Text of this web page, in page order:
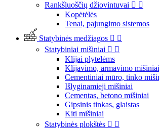
Rankšluoščių džiovintuvai  
Kopėtėlės
Tenai, pajungimo sistemos
Statybinės medžiagos  
Statybiniai mišiniai  
Klijai plytelėms
Klijavimo, armavimo mišiniai
Cementiniai mūro, tinko
Išlyginamieji mišiniai
Cementas, betono mišiniai
Gipsinis tinkas, glaistas
Kiti mišiniai
Statybinės plokštės  